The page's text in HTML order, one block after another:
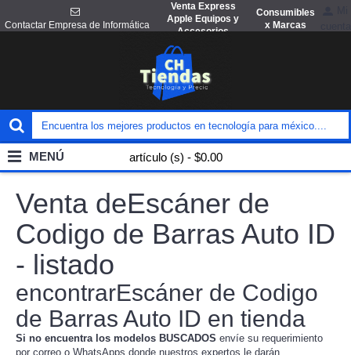
Contactar Empresa de Informática
Venta Express
Apple Equipos y
Accesorios
Consumibles
x Marcas
artículo (s) - $0.00
MENÚ
Venta deEscáner de
Codigo de Barras Auto ID
- listado
encontrarEscáner de Codigo
de Barras Auto ID en tienda
Si no encuentra los modelos BUSCADOS envíe su requerimiento
por correo o WhatsApps donde nuestros expertos le darán